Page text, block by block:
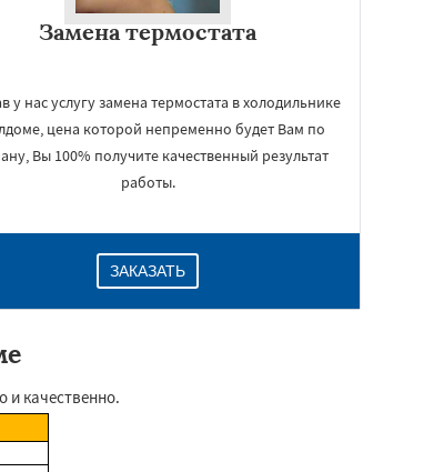
Замена термостата
у нас услугу замена термостата в холодильнике
цена которой непременно будет Вам по
Вы 100% получите качественный результат
работы.
ЗАКАЗАТЬ
качественно.